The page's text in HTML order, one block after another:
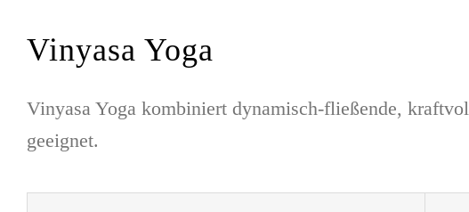
Vinyasa Yoga
Vinyasa Yoga kombiniert dynamisch-fließende,
geeignet.